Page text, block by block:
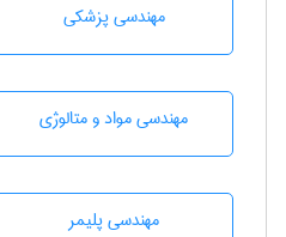
مهندسی پزشکی
مهندسی مواد و متالوژی
مهندسی پليمر